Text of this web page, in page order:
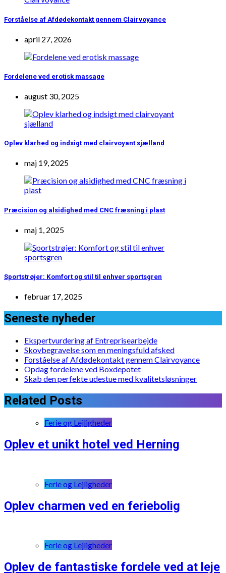
Forståelse af Afdødekontakt gennem Clairvoyance
april 27, 2026
Fordelene ved erotisk massage
august 30, 2025
Oplev klarhed og indsigt med clairvoyant sjælland
maj 19, 2025
Præcision og alsidighed med CNC fræsning i plast
maj 1, 2025
Sportstrøjer: Komfort og stil til enhver sportsgren
februar 17, 2025
Seneste nyheder
Ekspertvurdering af Entreprisearbejde
Skovbegravelse som en meningsfuld afsked
Forståelse af Afdødekontakt gennem Clairvoyance
Opdag fordelene ved Boxdepotet
Skab den perfekte udestue med kvalitetsløsninger
Related Posts
Ferie og Lejligheder
Oplev et unikt hotel ved Herning
Ferie og Lejligheder
Oplev charmen ved en feriebolig
Ferie og Lejligheder
Oplev de fantastiske fordele ved at leje